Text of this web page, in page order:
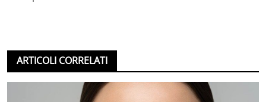
ARTICOLI CORRELATI